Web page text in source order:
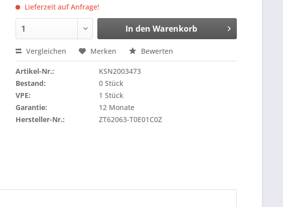
Lieferzeit auf Anfrage!
In den Warenkorb
Vergleichen Merken Bewerten
Artikel-Nr.:
KSN2003473
Bestand:
0 Stück
VPE:
1 Stück
Garantie:
12 Monate
Hersteller-Nr.:
ZT62063-T0E01C0Z